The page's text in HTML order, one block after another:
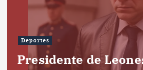
Deportes
Presidente de